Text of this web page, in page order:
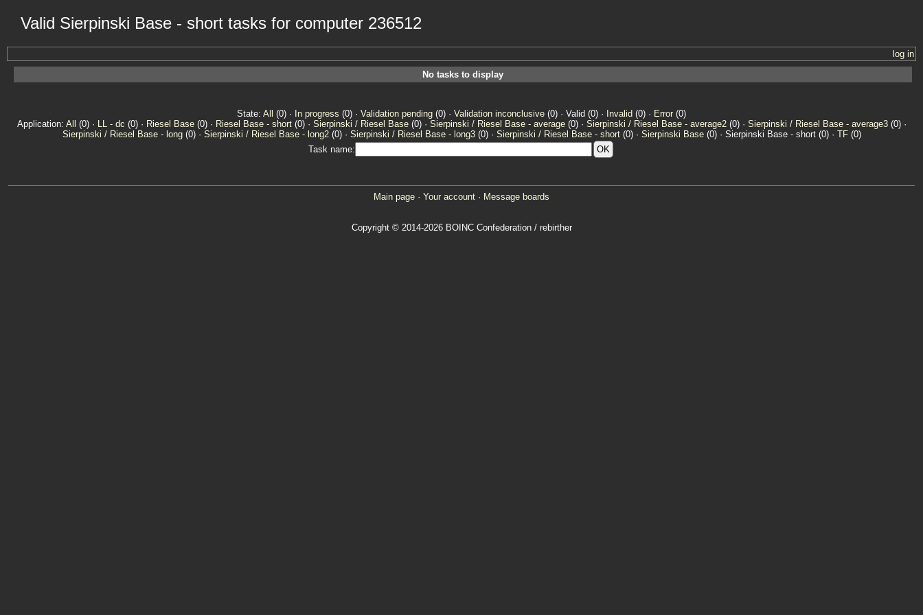
Valid Sierpinski Base - short tasks for computer 236512
log in
No tasks to display
State: All (0) · In progress (0) · Validation pending (0) · Validation inconclusive (0) · Valid (0) · Invalid (0) · Error (0)
Application: All (0) · LL - dc (0) · Riesel Base(0) · Riesel Base - short(0) · Sierpinski / Riesel Base(0) · Sierpinski / Riesel Base - average(0) · Sierpinski / Riesel Base - average2(0) · Sierpinski / Riesel Base - average3(0) ·
Sierpinski / Riesel Base - long(0) · Sierpinski / Riesel Base - long2(0) · Sierpinski / Riesel Base - long3(0) · Sierpinski / Riesel Base - short(0) · Sierpinski Base(0) · Sierpinski Base - short (0) · TF(0)
Task name:
Main page · Your account · Message boards
Copyright © 2014-2026 BOINC Confederation / rebirther